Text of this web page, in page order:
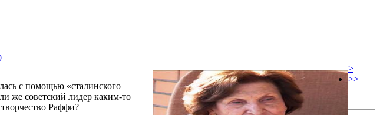
с помощью «сталинского
же советский лидер каким-то
Раффи?
>
>>